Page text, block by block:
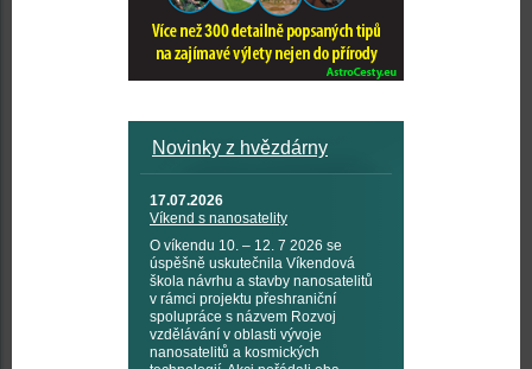
Novinky z hvězdárny
17.07.2026
Víkend s nanosatelity
O víkendu 10. – 12. 7 2026 se
úspěšně uskutečnila Víkendová
škola návrhu a stavby nanosatelitů
v rámci projektu přeshraniční
spolupráce s názvem Rozvoj
vzdělávání v oblasti vývoje
nanosatelitů a kosmických